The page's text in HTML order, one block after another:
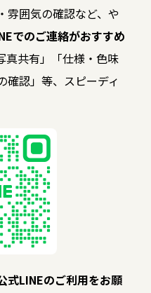
雰囲気の確認など、や
でのご連絡がおすすめ
真共有」「仕様・色味
確認」等、スピーディ
式LINEのご利用をお願